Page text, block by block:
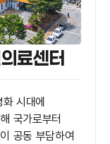
료센터
시대에
국가로부터
공동 부담하여